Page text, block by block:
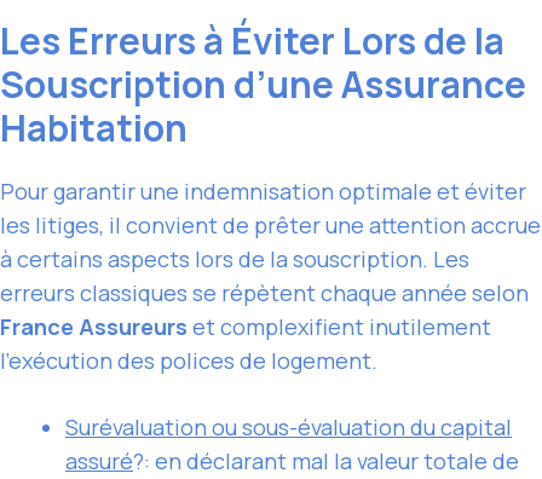
Les Erreurs à Éviter Lors de la
Souscription d’une Assurance
Habitation
Pour garantir une indemnisation optimale et éviter
les litiges, il convient de prêter une attention accrue
à certains aspects lors de la souscription. Les
erreurs classiques se répètent chaque année selon
France Assureurs et complexifient inutilement
l’exécution des polices de logement.
Surévaluation ou sous-évaluation du capital
assuré?: en déclarant mal la valeur totale de